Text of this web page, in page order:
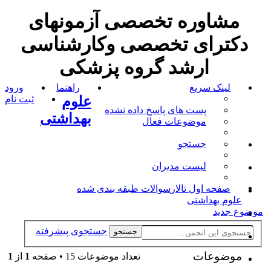
مشاوره تخصصی آزمونهای
دکترای تخصصی وکارشناسی
ارشد گروه پزشکی
لینک سریع
پست های پاسخ داده نشده
موضوعات فعال
جستجو
لیست مدیران
راهنما
ورود
ثبت نام
صفحه اول تالار سوالات طبقه بندی شده
علوم بهداشتی
علوم
بهداشتی
موضوع جدید
جستجو جستجوی پیشرفته
تعداد موضوعات 15 • صفحه 1 از 1 موضوعات